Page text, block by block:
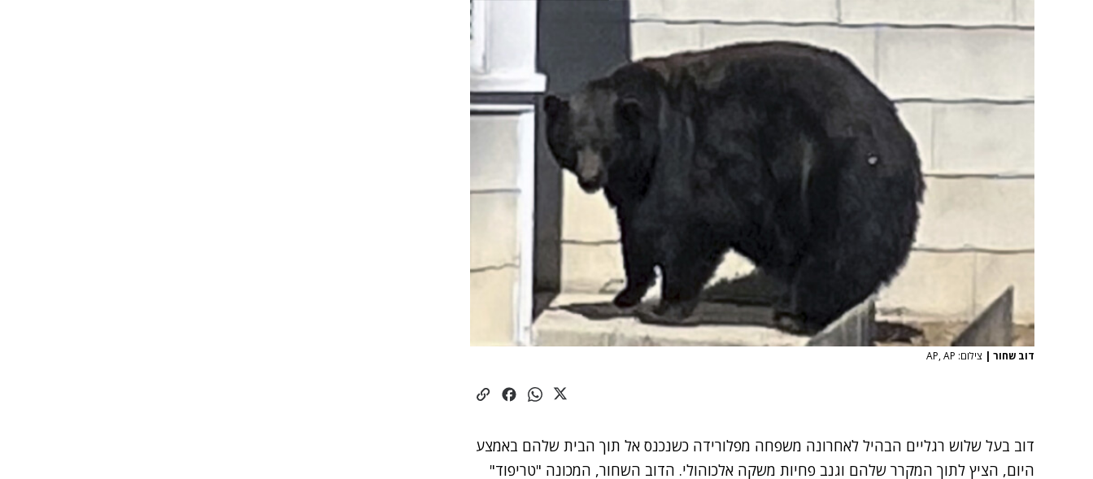
דוב שחור | צילום: AP, AP
דוב בעל שלוש רגליים הבהיל לאחרונה משפחה מפלורידה כשנכנס אל תוך הבית שלהם באמצע
היום, הציץ לתוך המקרר שלהם וגנב פחיות משקה אלכוהולי. הדוב השחור, המכונה "טריפוד"